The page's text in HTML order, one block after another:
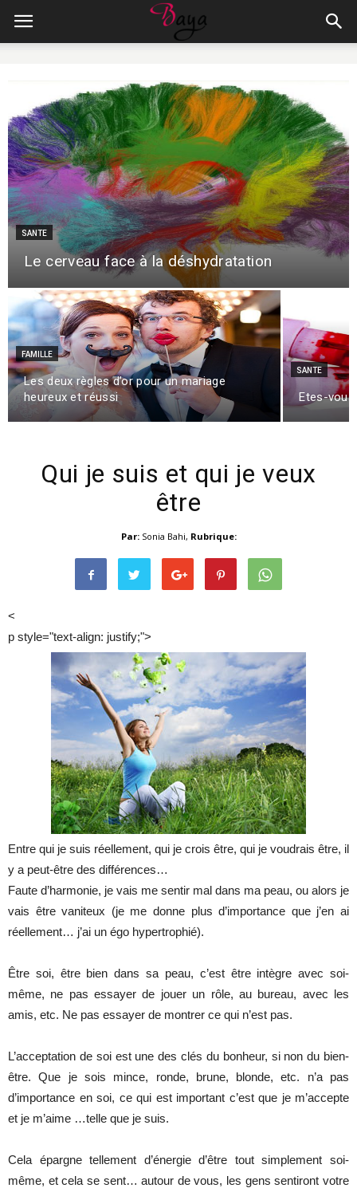
SANTE
Le cerveau face à la déshydratation
FAMILLE
Les deux règles d’or pour un mariage
heureux et réussi
SANTE
Etes-
Qui je suis et qui je veux
être
Par: Sonia Bahi, Rubrique:
<
p style="text-align: justify;">
Entre qui je suis réellement, qui je crois être, qui je voudrais être, il
y a peut-être des différences…
Faute d’harmonie, je vais me sentir mal dans ma peau, ou alors je
vais être vaniteux (je me donne plus d’importance que j’en ai
réellement… j’ai un égo hypertrophié).
Être soi, être bien dans sa peau, c’est être intègre avec soi-
même, ne pas essayer de jouer un rôle, au bureau, avec les
amis, etc. Ne pas essayer de montrer ce qui n’est pas.
L’acceptation de soi est une des clés du bonheur, si non du bien-
être. Que je sois mince, ronde, brune, blonde, etc. n’a pas
d’importance en soi, ce qui est important c’est que je m’accepte
et je m’aime …telle que je suis.
Cela épargne tellement d’énergie d’être tout simplement soi-
même, et cela se sent… autour de vous, les gens sentiront votre